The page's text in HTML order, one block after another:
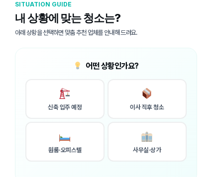
SITUATION GUIDE
내 상황에 맞는 청소는?
아래 상황을 선택하면 맞춤 추천 업체를 안내해 드려요.
어떤 상황인가요?
신축 입주 예정 이사 직후 청소
원룸·오피스텔 사무실·상가